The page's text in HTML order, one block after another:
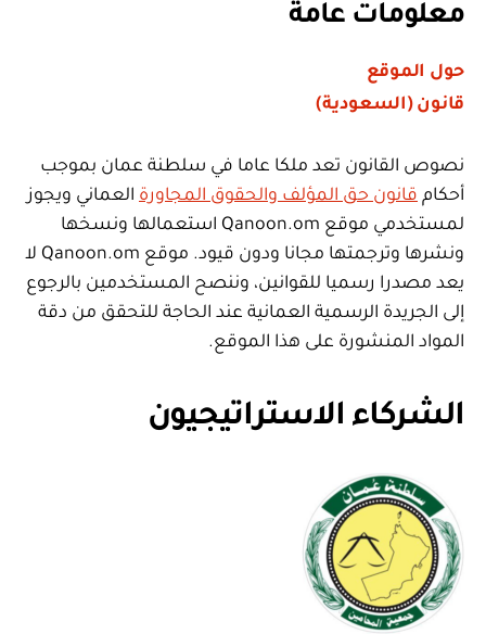
معلومات عامة
حول الموقع
قانون (السعودية)
نصوص القانون تعد ملكا عاما في سلطنة عمان بموجب
أحكام قانون حق المؤلف والحقوق المجاورة العماني ويجوز
لمستخدمي موقع Qanoon.om استعمالها ونسخها
ونشرها وترجمتها مجانا ودون قيود. موقع Qanoon.om لا
يعد مصدرا رسميا للقوانين، وننصح المستخدمين بالرجوع
إلى الجريدة الرسمية العمانية عند الحاجة للتحقق من دقة
المواد المنشورة على هذا الموقع.
الشركاء الاستراتيجيون